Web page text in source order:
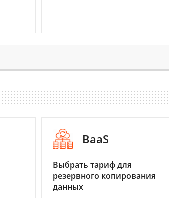
BaaS
Выбрать тариф для
резервного копирования
данных